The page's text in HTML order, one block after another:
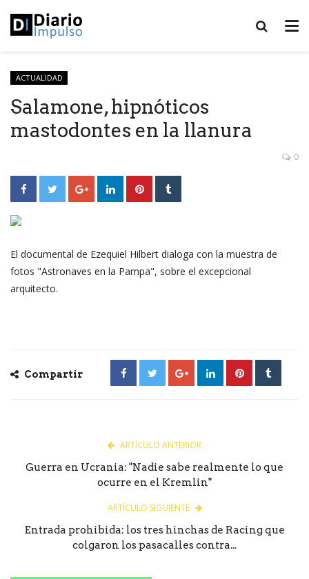
ACTUALIDAD
Salamone, hipnóticos
mastodontes en la llanura
0
El documental de Ezequiel Hilbert dialoga con la muestra de
fotos "Astronaves en la Pampa", sobre el excepcional
arquitecto.
Compartir
ARTÍCULO ANTERIOR
Guerra en Ucrania: "Nadie sabe realmente lo que
ocurre en el Kremlin"
ARTÍCULO SIGUIENTE
Entrada prohibida: los tres hinchas de Racing que
colgaron los pasacalles contra...